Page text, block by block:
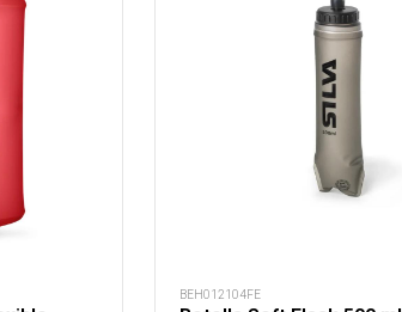
BEH012104FE